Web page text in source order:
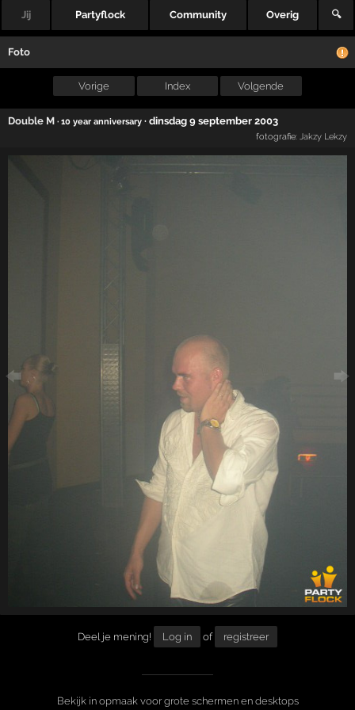
Jij Partyflock Community Overig 🔍
Foto
Vorige Index Volgende
Double M · 10 year anniversary ·dinsdag 9 september 2003
fotografie: Jakzy Lekzy
Deel je mening! Log in of registreer
Bekijk in opmaak voor grote schermen en desktops